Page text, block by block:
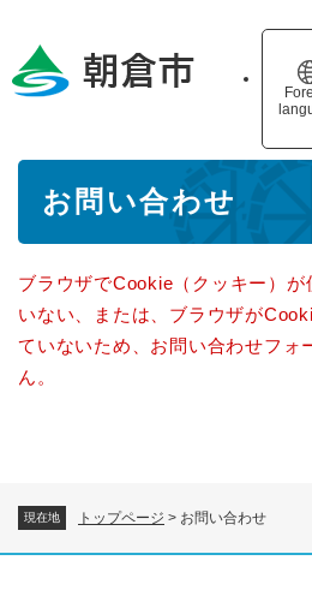
の
現在地 トップページ > お問い合わせ
お問い合わせ
ブラウザでCookie（クッキー）が
いない、または、ブラウザが
ていないため、お問い合わせフォ
ん。